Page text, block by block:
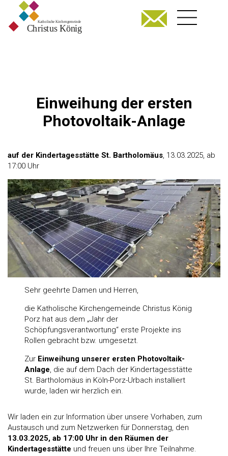
Einweihung der ersten
Photovoltaik-Anlage
auf der Kindertagesstätte St. Bartholomäus, 13.03.2025, ab
17:00 Uhr
Sehr geehrte Damen und Herren,
die Katholische Kirchengemeinde Christus König
Porz hat aus dem „Jahr der
Schöpfungsverantwortung“ erste Projekte ins
Rollen gebracht bzw. umgesetzt.
Zur Einweihung unserer ersten Photovoltaik-
Anlage, die auf dem Dach der Kindertagesstätte
St. Bartholomäus in Köln-Porz-Urbach installiert
wurde, laden wir herzlich ein.
Wir laden ein zur Information über unsere Vorhaben, zum
Austausch und zum Netzwerken für Donnerstag, den
13.03.2025, ab 17:00 Uhr in den Räumen der
Kindertagesstätte und freuen uns über Ihre Teilnahme.